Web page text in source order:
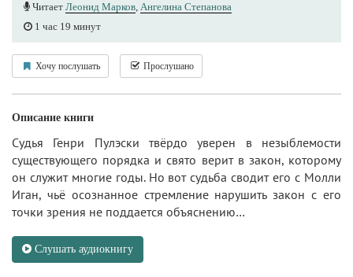
Читает Леонид Марков, Ангелина Степанова
1 час 19 минут
Хочу послушать Прослушано
Описание книги
Судья Генри Пулэски твёрдо уверен в незыблемости
существующего порядка и свято верит в закон, которому
он служит многие годы. Но вот судьба сводит его с Молли
Иган, чьё осознанное стремление нарушить закон с его
точки зрения не поддается объяснению…
Слушать аудиокнигу